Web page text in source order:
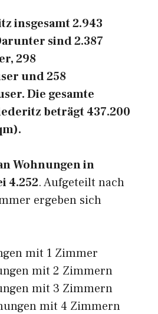
insgesamt 2.943
sind 2.387
298
und 258
Die gesamte
beträgt 437.200
Wohnungen in
4.252. Aufgeteilt nach
ergeben sich
mit 1 Zimmer
mit 2 Zimmern
mit 3 Zimmern
mit 4 Zimmern